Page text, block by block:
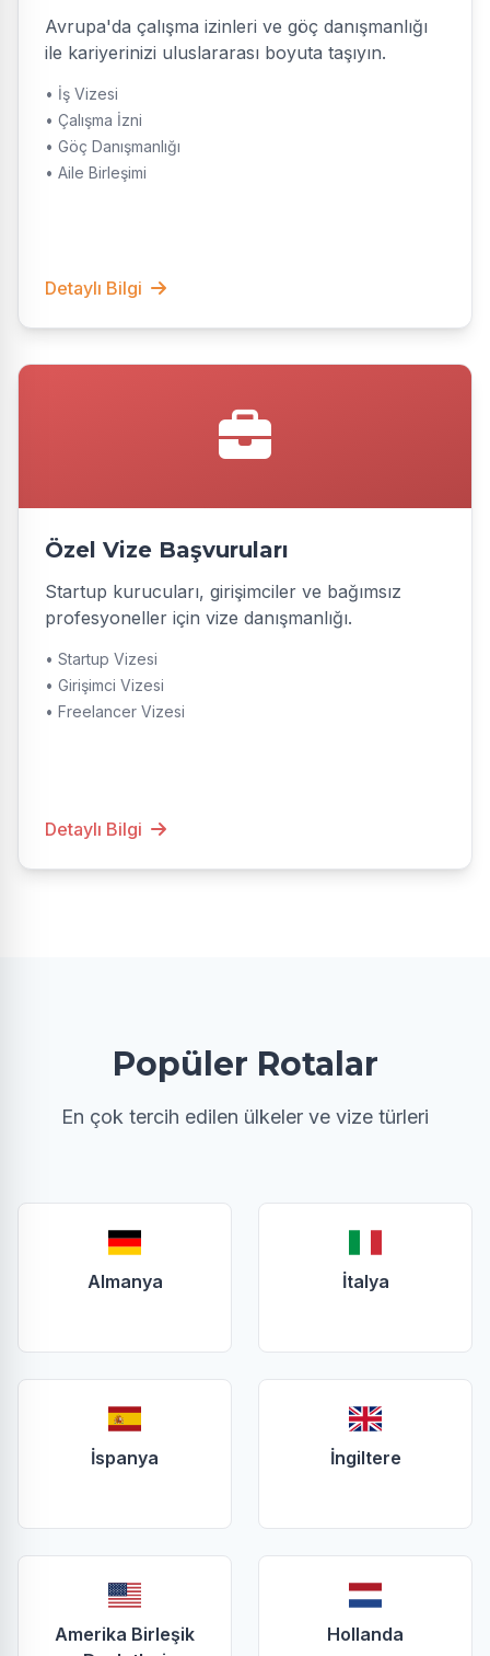
Avrupa'da çalışma izinleri ve göç danışmanlığı
ile kariyerinizi uluslararası boyuta taşıyın.
• İş Vizesi
• Çalışma İzni
• Göç Danışmanlığı
• Aile Birleşimi
Detaylı Bilgi
Özel Vize Başvuruları
Startup kurucuları, girişimciler ve bağımsız
profesyoneller için vize danışmanlığı.
• Startup Vizesi
• Girişimci Vizesi
• Freelancer Vizesi
Detaylı Bilgi
Popüler Rotalar
En çok tercih edilen ülkeler ve vize türleri
Almanya İtalya
İspanya İngiltere
Amerika Birleşik
Hollanda